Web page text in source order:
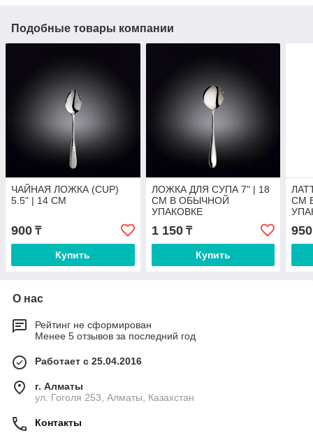
Подобные товары компании
ЧАЙНАЯ ЛОЖКА (CUP)
5.5" | 14 CM
900 ₸
Купить
ЛОЖКА ДЛЯ СУПА 7" | 18
CM В ОБЫЧНОЙ
УПАКОВКЕ
1 150₸
Купить
CM
950
О нас
Рейтинг не сформирован
Менее 5 отзывов за последний год
Работает с 25.04.2016
г. Алматы
ул. Гоголя 253, Алматы, Казахстан
Контакты